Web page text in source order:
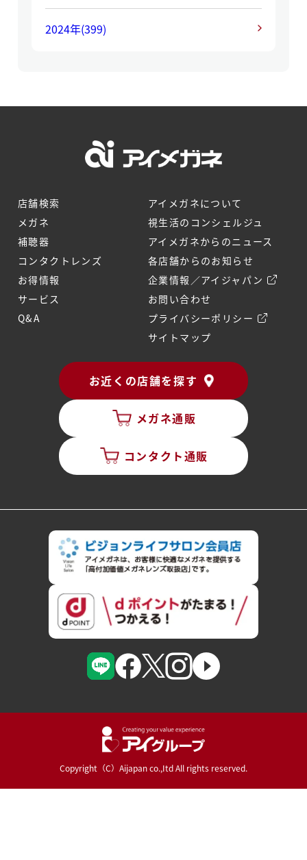
2024年(399)
店舗検索
メガネ
補聴器
コンタクトレンズ
お得情報
サービス
Q&A
アイメガネについて
視生活のコンシェルジュ
アイメガネからのニュース
各店舗からのお知らせ
企業情報／アイジャパン
お問い合わせ
プライバシーポリシー
サイトマップ
お近くの店舗を探す
メガネ通販
コンタクト通販
Copyright（C）Aijapan co.,Itd All rights reserved.